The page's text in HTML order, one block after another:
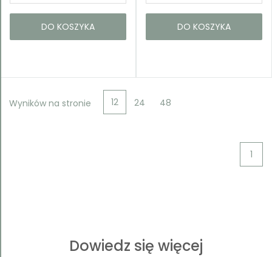
DO KOSZYKA DO KOSZYKA
Wyników na stronie 12 24 48
1
Dowiedz się więcej